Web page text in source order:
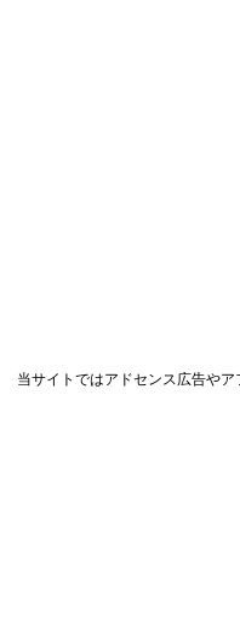
当サイトではアドセンス広告や